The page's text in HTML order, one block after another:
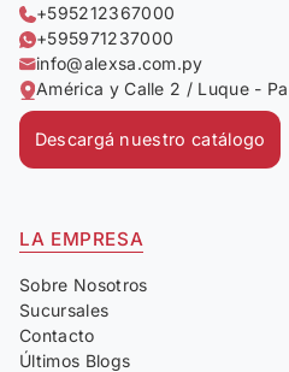
+595212367000
+595971237000
info@alexsa.com.py
América y Calle 2 / Luque -
Descargá nuestro catálogo
LA EMPRESA
Sobre Nosotros
Sucursales
Contacto
Últimos Blogs